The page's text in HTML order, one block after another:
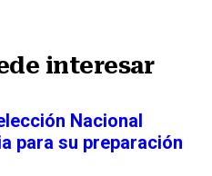
interesar
Nacional
para su preparación